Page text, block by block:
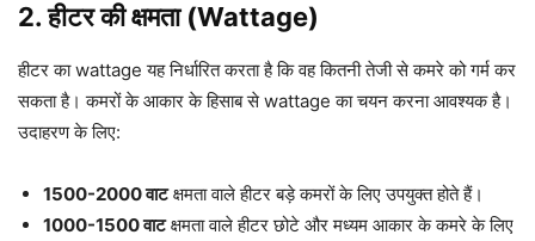
2.हीटर की क्षमता (Wattage)
हीटर का wattage यह निर्धारित करता है कि वह कितनी तेजी से कमरे को गर्म कर
सकता है। कमरों के आकार के हिसाब से wattage का चयन करना आवश्यक है।
उदाहरण के लिए:
1500-2000 वाटक्षमता वाले हीटर बड़े कमरों के लिए उपयुक्त होते हैं।
1000-1500 वाटक्षमता वाले हीटर छोटे और मध्यम आकार के कमरे के लिए